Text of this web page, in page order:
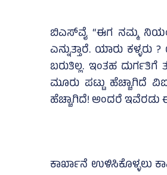
ಬಿಎಸ್‌ವೈ “ಈಗ ನಮ್ಮ
ಎನ್ನುತ್ತಾರೆ. ಯಾರು
ಬರುತಿಲ್ಲ. ಇಂತಹ
ಮೂರು ಪಟ್ಟು ಹೆಚ್ಚಾಗಿದೆ
ಹೆಚ್ಚಾಗಿದೆ! ಅಂದರೆ ಇವೆರಡು
ಕಾರ್ಖಾನೆ ಉಳಿಸಿಕೊಳ್ಳಲು